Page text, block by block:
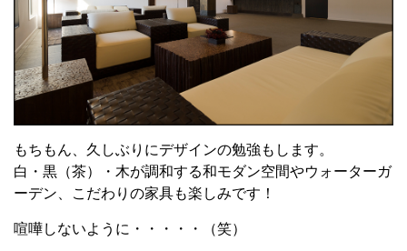
もちもん、久しぶりにデザインの勉強もします。
白・黒（茶）・木が調和する和モダン空間やウォーターガ
ーデン、こだわりの家具も楽しみです！
喧嘩しないように・・・・・（笑）